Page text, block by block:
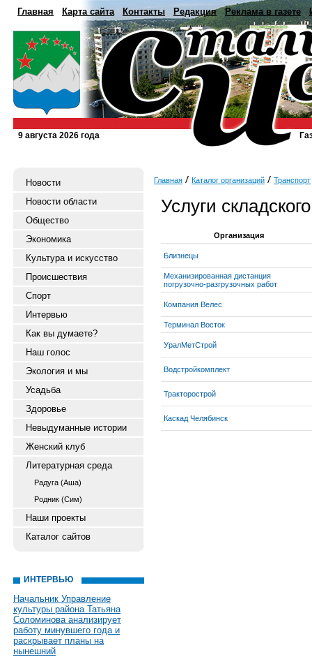
Главная Карта сайта Контакты Редакция Реклама в газете
9 августа 2026 года
Новости
Новости области
Общество
Экономика
Культура и искусство
Происшествия
Спорт
Интервью
Как вы думаете?
Наш голос
Экология и мы
Усадьба
Здоровье
Невыдуманные истории
Женский клуб
Литературная среда
Радуга (Аша)
Родник (Сим)
Наши проекты
Каталог сайтов
ИНТЕРВЬЮ
Начальник Управление
культуры района Татьяна
Соломинова анализирует
работу минувшего года и
раскрывает планы на
нынешний
Главная Каталог организаций Транспорт
Услуги
Организация
Близнецы
Механизированная дистанция
погрузочно-разгрузочных работ
Компания Велес
Терминал Восток
УралМетСтрой
Водстройкомплект
Тракторострой
Каскад Челябинск